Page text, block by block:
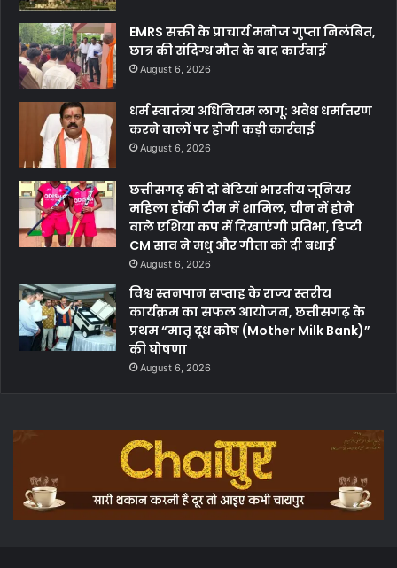
EMRS सक्ती के प्राचार्य मनोज गुप्ता निलंबित,
छात्र की संदिग्ध मौत के बाद कार्रवाई
August 6, 2026
धर्म स्वातंत्र्य अधिनियम लागू: अवैध धर्मांतरण
करने वालों पर होगी कड़ी कार्रवाई
August 6, 2026
छत्तीसगढ़ की दो बेटियां भारतीय जूनियर
महिला हॉकी टीम में शामिल, चीन में होने
वाले एशिया कप में दिखाएंगी प्रतिभा, डिप्टी
CM साव ने मधु और गीता को दी बधाई
August 6, 2026
विश्व स्तनपान सप्ताह के राज्य स्तरीय
कार्यक्रम का सफल आयोजन, छत्तीसगढ़ के
प्रथम “मातृ दूध कोष (Mother Milk Bank)”
की घोषणा
August 6, 2026